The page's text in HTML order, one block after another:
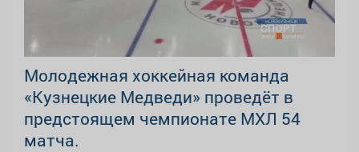
Молодежная хоккейная команда
«Кузнецкие Медведи» проведёт в
предстоящем чемпионате МХЛ 54
матча.